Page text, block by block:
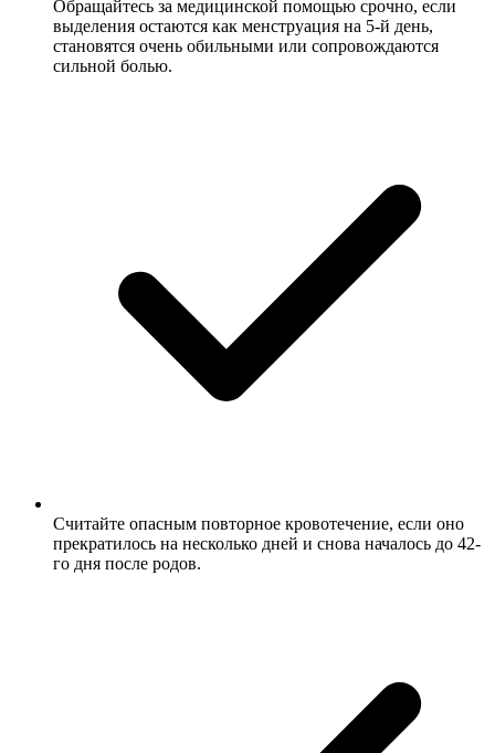
Обращайтесь за медицинской помощью срочно, если
выделения остаются как менструация на 5-й день,
становятся очень обильными или сопровождаются
сильной болью.
Считайте опасным повторное кровотечение, если оно
прекратилось на несколько дней и снова началось до 42-
го дня после родов.